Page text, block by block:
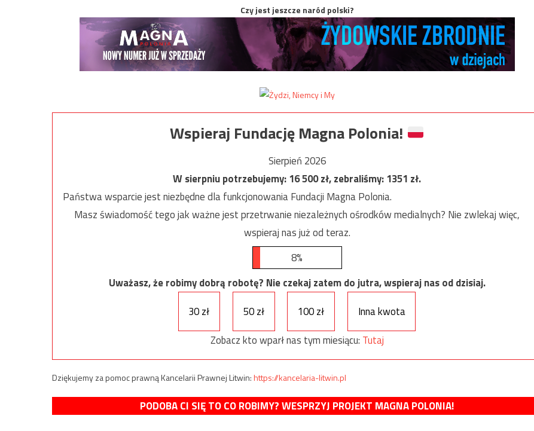
Czy jest jeszcze naród polski?
Wspieraj Fundację Magna Polonia!
Sierpień 2026
W sierpniu potrzebujemy:16 500zł, zebraliśmy:1351 zł.
Państwa wsparcie jest niezbędne dla funkcjonowania Fundacji Magna Polonia.
Masz świadomość tego jak ważne jest przetrwanie niezależnych ośrodków medialnych? Nie zwlekaj więc,
wspieraj nas już od teraz.
8%
Uważasz, że robimy dobrą robotę? Nie czekaj zatem do jutra, wspieraj nas od dzisiaj.
30 zł
50 zł 100 zł
Inna kwota
Zobacz kto wparł nas tym miesiącu: Tutaj
Dziękujemy za pomoc prawną Kancelarii Prawnej Litwin:https://kancelaria-litwin.pl
PODOBA CI SIĘ TO CO ROBIMY? WESPRZYJ PROJEKT MAGNA POLONIA!